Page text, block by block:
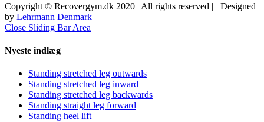
Copyright © Recovergym.dk 2020 | All rights reserved | Designed
by Lehrmann Denmark
Close Sliding Bar Area
Nyeste indlæg
Standing stretched leg outwards
Standing stretched leg inward
Standing stretched leg backwards
Standing straight leg forward
Standing heel lift